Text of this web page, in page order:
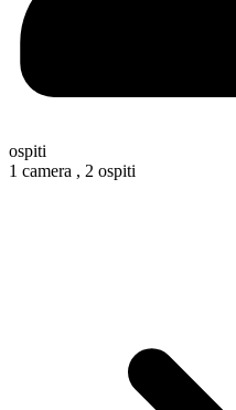
ospiti
1 camera , 2 ospiti